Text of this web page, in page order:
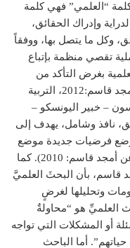
“العلمي” فهي كلمة
وإدراك الحقائق،
وكل ما يتصل بها، ووفقاً
تقصي منظمة بإتباع
بغرض التأكد من
صحتها وتعديلها أو إضافة الجديد لها(عن أمجد قاسم:2012، التربية
– خبير اليونسكو –
نافذ وشامل، يهدف إلى
فرضيات جديدة موضع
الاختبار، أو مراجعة نتائج مسلّم بها”(ذكر عن أمجد قاسم: 2010). كما
قاسم، بأن البحثَ العلميَّ
وتحليلها لغرضٍ
العلميِّ هو “محاولةٌ
أو المشكلات التي تواجه
أما الباحث